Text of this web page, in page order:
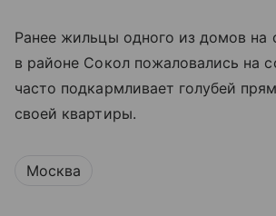
Ранее жильцы одного из домов на
в районе Сокол пожаловались на
часто подкармливает голубей
своей квартиры.
Москва